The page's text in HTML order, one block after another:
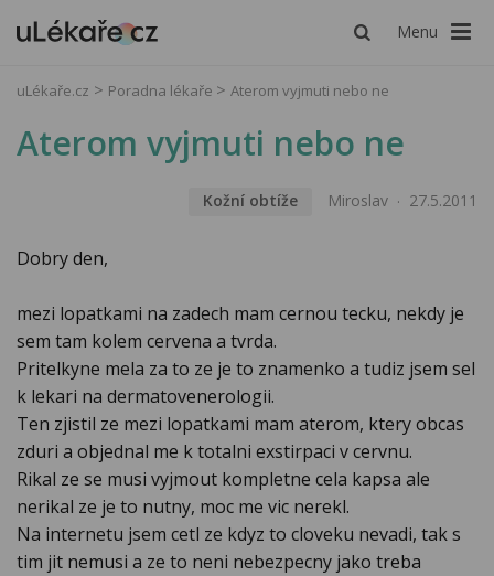
Menu
uLékaře.cz Poradna lékaře Aterom vyjmuti nebo ne
Aterom vyjmuti nebo ne
Kožní obtíže Miroslav 27.5.2011
Dobry den,
mezi lopatkami na zadech mam cernou tecku, nekdy je
sem tam kolem cervena a tvrda.
Pritelkyne mela za to ze je to znamenko a tudiz jsem sel
k lekari na dermatovenerologii.
Ten zjistil ze mezi lopatkami mam aterom, ktery obcas
zduri a objednal me k totalni exstirpaci v cervnu.
Rikal ze se musi vyjmout kompletne cela kapsa ale
nerikal ze je to nutny, moc me vic nerekl.
Na internetu jsem cetl ze kdyz to cloveku nevadi, tak s
tim jit nemusi a ze to neni nebezpecny jako treba